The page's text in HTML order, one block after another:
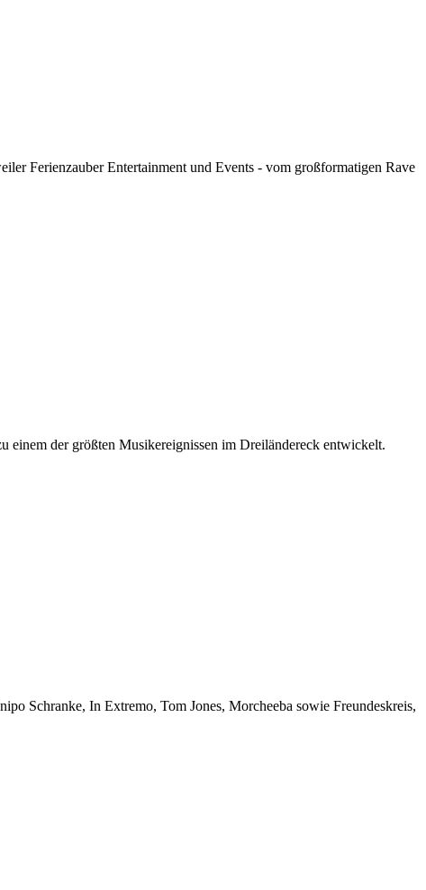
Ferienzauber Entertainment und Events - vom großformatigen Rave
einem der größten Musikereignissen im Dreiländereck entwickelt.
Schranke, In Extremo, Tom Jones, Morcheeba sowie Freundeskreis,